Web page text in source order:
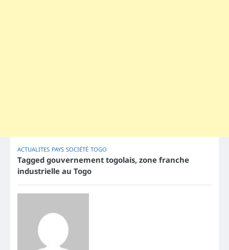
ACTUALITES PAYS SOCIÉTÉ TOGO
Tagged gouvernement togolais, zone franche
industrielle au Togo